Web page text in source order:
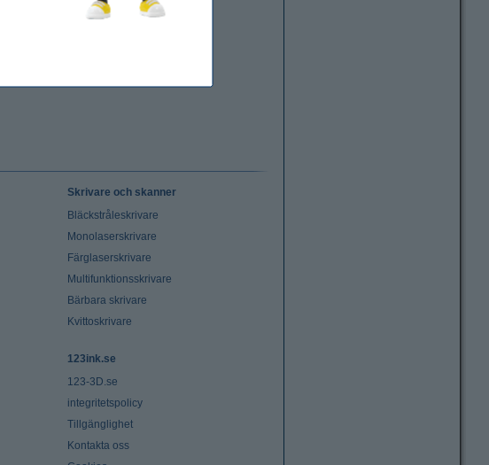
Skrivare och skanner
Bläckstråleskrivare
Monolaserskrivare
Färglaserskrivare
Multifunktionsskrivare
Bärbara skrivare
Kvittoskrivare
123ink.se
123-3D.se
integritetspolicy
Tillgänglighet
Kontakta oss